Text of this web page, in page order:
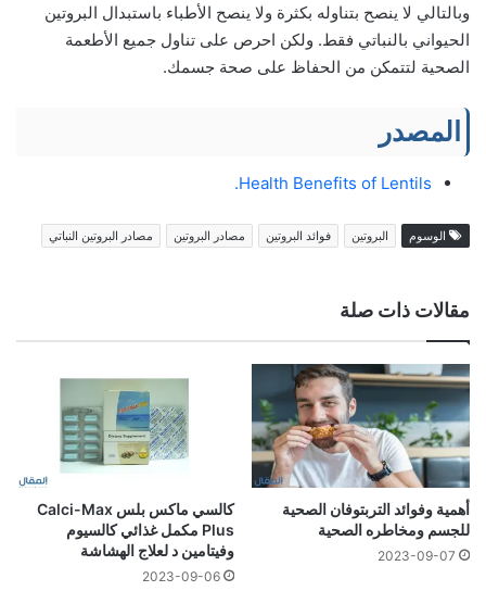
وبالتالي لا ينصح بتناوله بكثرة ولا ينصح الأطباء باستبدال البروتين
الحيواني بالنباتي فقط. ولكن احرص على تناول جميع الأطعمة
الصحية لتتمكن من الحفاظ على صحة جسمك.
المصدر
Health Benefits of Lentils.
الوسوم البروتين فوائد البروتين مصادر البروتين مصادر البروتين النباتي
مقالات ذات صلة
أهمية وفوائد التربتوفان الصحية
للجسم ومخاطره الصحية
2023-09-07
كالسي ماكس بلس Calci-Max
Plus مكمل غذائي كالسيوم
وفيتامين د لعلاج الهشاشة
2023-09-06